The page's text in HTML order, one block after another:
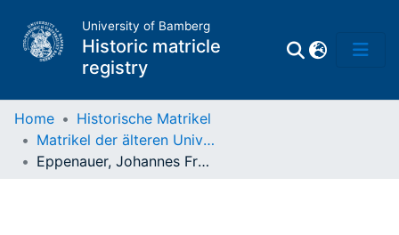
University of Bamberg
Historic matricle
registry
Matrikel
Home
Historische Matrikel
Matrikel der älteren Universität
Eppenauer, Johannes Franz